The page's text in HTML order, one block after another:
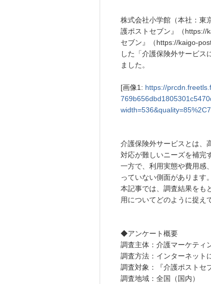
株式会社小学館（本社：東
護ポストセブン』（https://
セブン』（https://kaigo-
した「介護保険外サービス
ました。
[画像1: https://
介護保険外サービスとは、
対応が難しいニーズを補完
一方で、利用実態や費用感
っていない側面があります。
本記事では、調査結果をも
用についてどのように捉え
◆アンケート概要
調査主体：介護マーケティ
調査方法：インターネット
調査対象：『介護ポストセ
調査地域：全国（国内）